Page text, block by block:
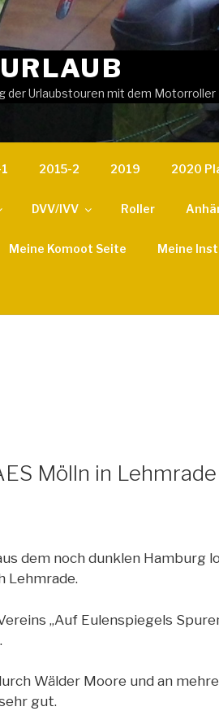
der Urlaubstouren mit dem Motorroller
2015-2 2019 2020
DVV/IVV Roller
Meine Komoot Seite Meine
Mölln in Lehmrade
dem noch dunklen Hamburg
Lehmrade.
„Auf Eulenspiegels
Wälder Moore und an
gut.